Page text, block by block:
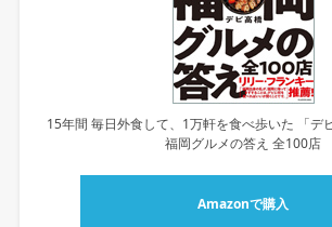
15年間 毎日外食して、1万軒を食べ歩いた 「デ
福岡グルメの答え 全100店
Amazonで購入